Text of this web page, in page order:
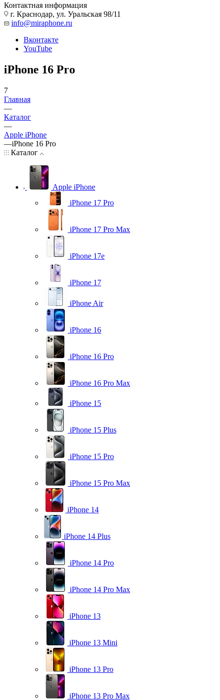
Контактная информация
г. Краснодар, ул. Уральская 98/11
info@miraphone.ru
Вконтакте
YouTube
iPhone 16 Pro
7
Главная
—
Каталог
—
Apple iPhone
—iPhone 16 Pro
Каталог
Apple iPhone
iPhone 17 Pro
iPhone 17 Pro Max
iPhone 17e
iPhone 17
iPhone Air
iPhone 16
iPhone 16 Pro
iPhone 16 Pro Max
iPhone 15
iPhone 15 Plus
iPhone 15 Pro
iPhone 15 Pro Max
iPhone 14
iPhone 14 Plus
iPhone 14 Pro
iPhone 14 Pro Max
iPhone 13
iPhone 13 Mini
iPhone 13 Pro
iPhone 13 Pro Max